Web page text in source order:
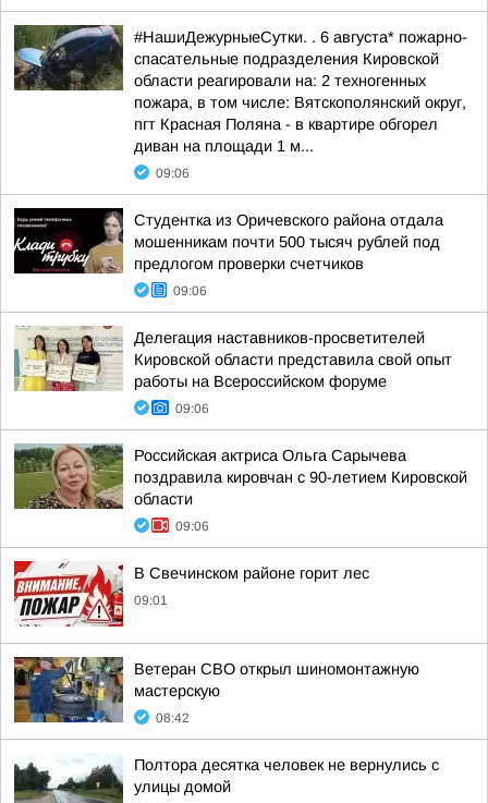
#НашиДежурныеСутки. . 6 августа* пожарно-
спасательные подразделения Кировской
области реагировали на: 2 техногенных
пожара, в том числе: Вятскополянский округ,
пгт Красная Поляна - в квартире обгорел
диван на площади 1 м...
09:06
Студентка из Оричевского района отдала
мошенникам почти 500 тысяч рублей под
предлогом проверки счетчиков
09:06
Делегация наставников-просветителей
Кировской области представила свой опыт
работы на Всероссийском форуме
09:06
Российская актриса Ольга Сарычева
поздравила кировчан с 90-летием Кировской
области
09:06
В Свечинском районе горит лес
09:01
Ветеран СВО открыл шиномонтажную
мастерскую
08:42
Полтора десятка человек не вернулись с
улицы домой